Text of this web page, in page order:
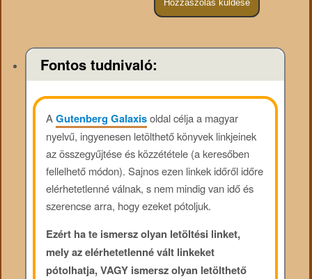
Fontos tudnivaló:
AGutenberg Galaxisoldal célja a magyar
nyelvű, ingyenesen letölthető könyvek linkjeinek
az összegyűjtése és közzététele (a keresőben
fellelhető módon). Sajnos ezen linkek időről időre
elérhetetlenné válnak, s nem mindig van idő és
szerencse arra, hogy ezeket pótoljuk.
Ezért ha te ismersz olyan letöltési linket,
mely az elérhetetlenné vált linkeket
pótolhatja, VAGY ismersz olyan letölthető